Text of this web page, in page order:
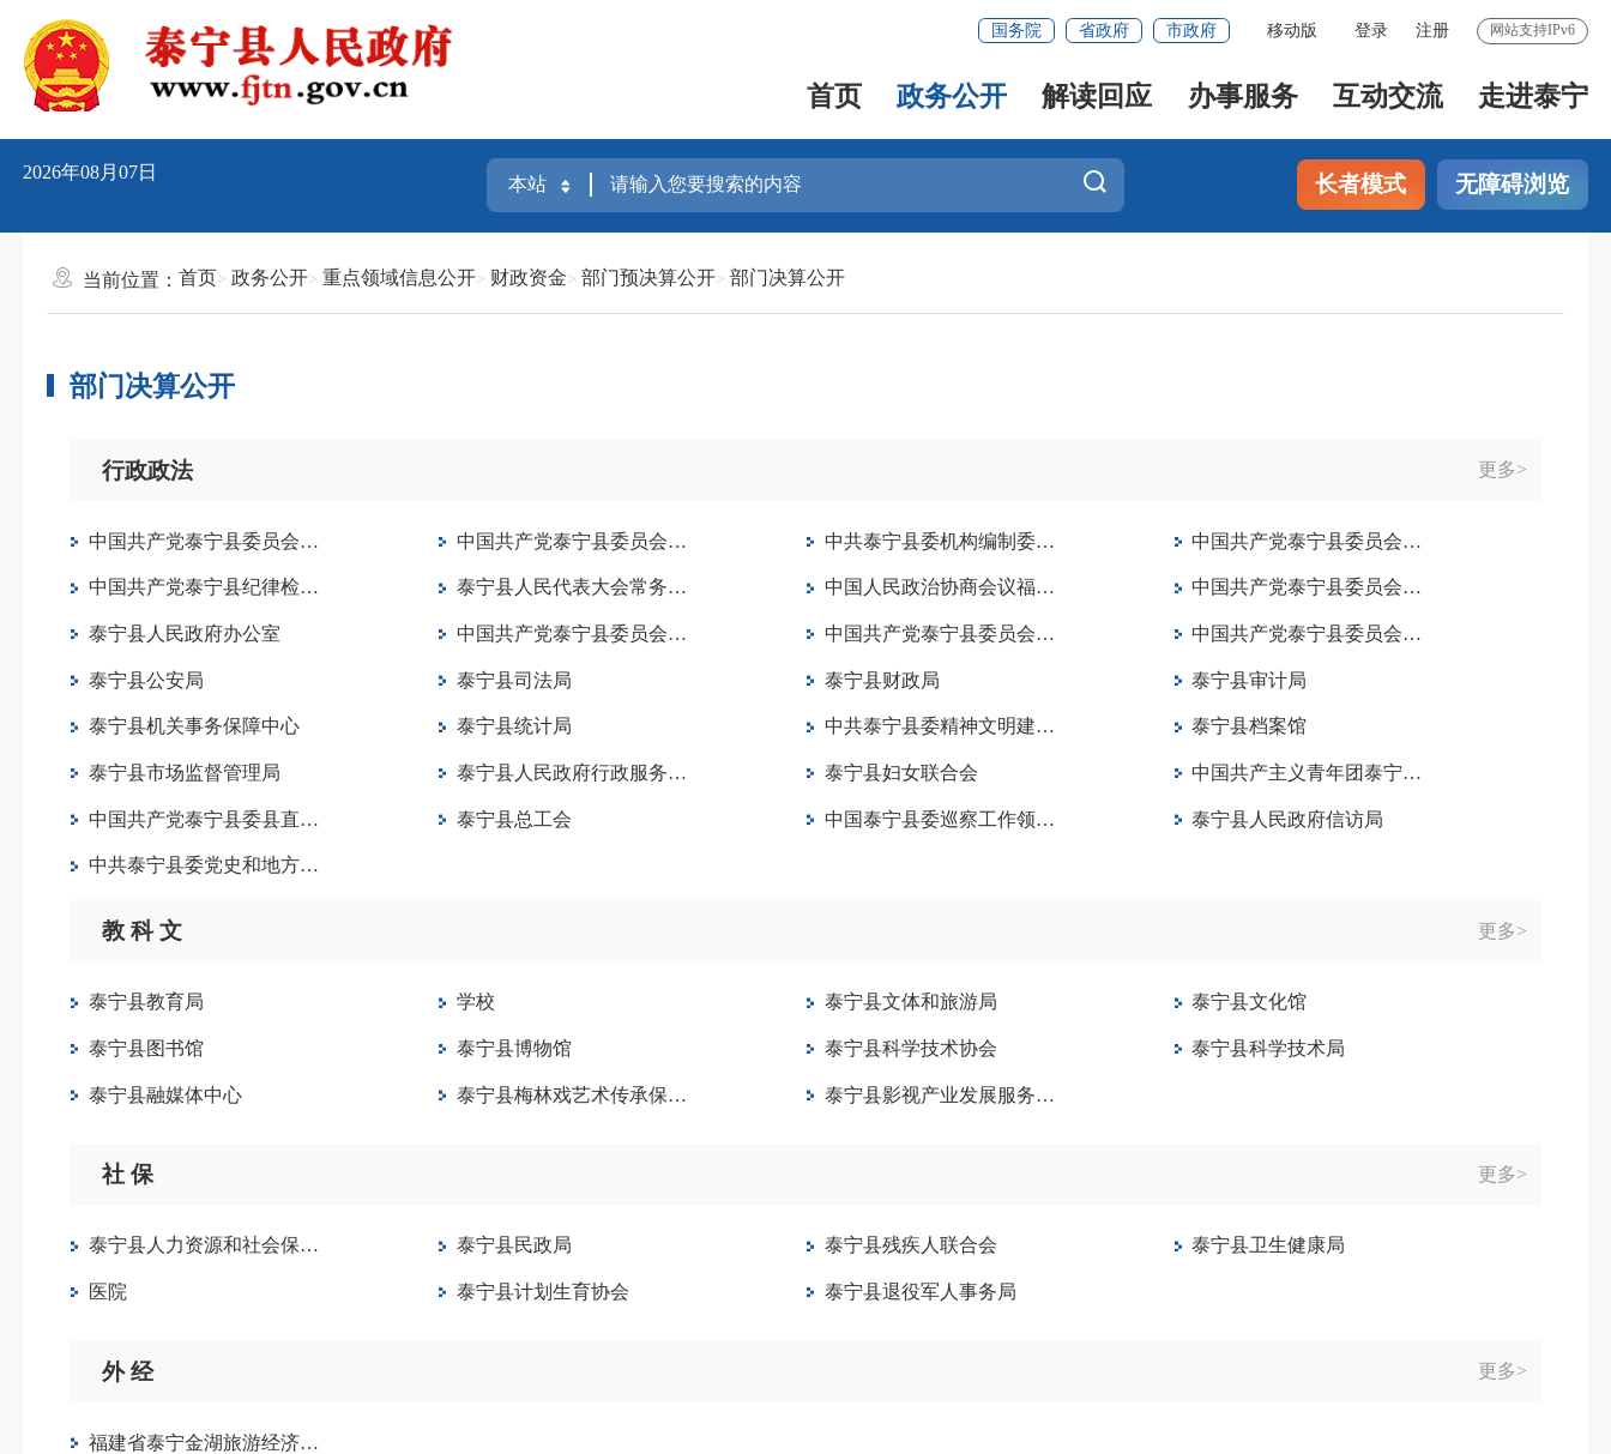
国务院 省政府 市政府 移动版 登录 注册 网站支持IPv6
首页 政务公开 解读回应 办事服务 互动交流 走进泰宁
2026年08月07日 长者模式 无障碍浏览
当前位置：首页 政务公开 重点领域信息公开 财政资金 部门预决算公开 部门决算公开
部门决算公开
行政政法 更多>
中国共产党泰宁县委员会办公室 中国共产党泰宁县委员会组织部 中共泰宁县委机构编制委员会办公室 中国共产党泰宁县委员会宣传部
中国共产党泰宁县纪律检查委员会 泰宁县人民代表大会常务委员会办公室 中国人民政治协商会议福建省泰宁县委员会办公室 中国共产党泰宁县委员会政法委员会
泰宁县人民政府办公室 中国共产党泰宁县委员会老干部局 中国共产党泰宁县委员会党校 中国共产党泰宁县委员会统一战线工作部
泰宁县公安局 泰宁县司法局 泰宁县财政局 泰宁县审计局
泰宁县机关事务保障中心 泰宁县统计局 中共泰宁县委精神文明建设办公室 泰宁县档案馆
泰宁县市场监督管理局 泰宁县人民政府行政服务中心管理委员会 泰宁县妇女联合会 中国共产主义青年团泰宁县委员会
中国共产党泰宁县委县直机关工作委员会 泰宁县总工会 中国泰宁县委巡察工作领导小组办公室 泰宁县人民政府信访局
中共泰宁县委党史和地方志研究室
教 科 文 更多>
泰宁县教育局 学校 泰宁县文体和旅游局 泰宁县文化馆
泰宁县图书馆 泰宁县博物馆 泰宁县科学技术协会 泰宁县科学技术局
泰宁县融媒体中心 泰宁县梅林戏艺术传承保护中心 泰宁县影视产业发展服务中心
社 保 更多>
泰宁县人力资源和社会保障局 泰宁县民政局 泰宁县残疾人联合会 泰宁县卫生健康局
医院 泰宁县计划生育协会 泰宁县退役军人事务局
外 经 更多>
福建省泰宁金湖旅游经济开发区管理委员会